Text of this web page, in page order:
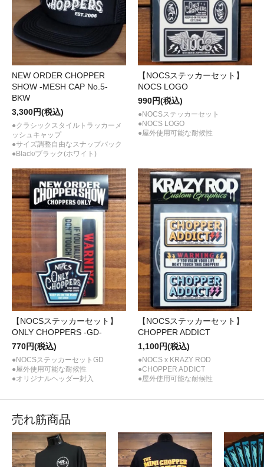
NEW ORDER CHOPPER
SHOW -MESH CAP No.5-
BKW
3,300円(税込)
●クラシックスタイルトラッカーメ
ッシュキャップ
●サイズ調整自由なスナップバック
●Black/ブラック(ホワイト)
【NOCSステッカーセット】
NOCS LOGO
990円(税込)
●NOCSステッカーセット
●NOCS LOGO
●屋外使用可能な耐候性
【NOCSステッカーセット】
ONLY CHOPPERS -GD-
770円(税込)
●NOCSステッカーセットGD
●屋外使用可能な耐候性
●オリジナルヘッダー封入
【NOCSステッカーセット】
CHOPPER ADDICT
1,100円(税込)
●NOCS x KRAZY ROD
●CHOPPER ADDICT
●屋外使用可能な耐候性
売れ筋商品